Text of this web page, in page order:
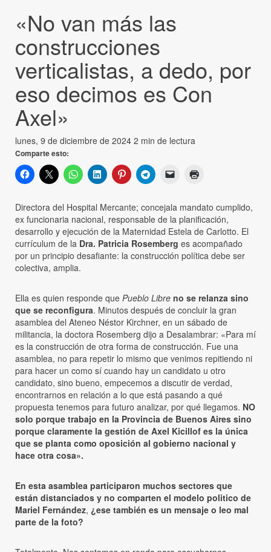
«No van más las
construcciones
verticalistas, a dedo, por
eso decimos es Con
Axel»
lunes, 9 de diciembre de 2024 2 min de lectura
Comparte esto:
Directora del Hospital Mercante; concejala mandato cumplido,
ex funcionaria nacional, responsable de la planificación,
desarrollo y ejecución de la Maternidad Estela de Carlotto. El
currículum de la Dra. Patricia Rosemberg es acompañado
por un principio desafiante: la construcción política debe ser
colectiva, amplia.
Ella es quien responde que Pueblo Libre no se relanza sino
que se reconfigura. Minutos después de concluir la gran
asamblea del Ateneo Néstor Kirchner, en un sábado de
militancia, la doctora Rosemberg dijo a Desalambrar: «Para mí
es la construcción de otra forma de construcción. Fue una
asamblea, no para repetir lo mismo que venimos repitiendo ni
para hacer un como sí cuando hay un candidato u otro
candidato, sino bueno, empecemos a discutir de verdad,
encontrarnos en relación a lo que está pasando a qué
propuesta tenemos para futuro analizar, por qué llegamos. NO
solo porque trabajo en la Provincia de Buenos Aires sino
porque claramente la gestión de Axel Kicillof es la única
que se planta como oposición al gobierno nacional y
hace otra cosa».
En esta asamblea participaron muchos sectores que
están distanciados y no comparten el modelo politico de
Mariel Fernández, ¿ese también es un mensaje o leo mal
parte de la foto?